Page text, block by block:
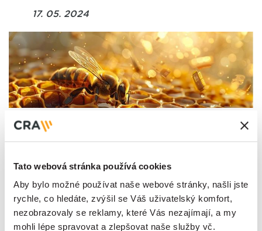
Tato webová stránka používá cookies
Aby bylo možné používat naše webové stránky, našli jste
rychle, co hledáte, zvýšil se Váš uživatelský komfort,
nezobrazovaly se reklamy, které Vás nezajímají, a my
mohli lépe spravovat a zlepšovat naše služby vč.
17. 05. 2024
Chytré úly zachraňují včely
Některé oblasti lidské činnosti nám připadají
skutečně velice vzdálené od světa plného
technologií, analýzy dat, aplikací a zařízení. Patří
sem například některá tradiční odvětví zemědělství,
…